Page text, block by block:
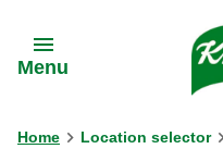
Menu
Home Location selector